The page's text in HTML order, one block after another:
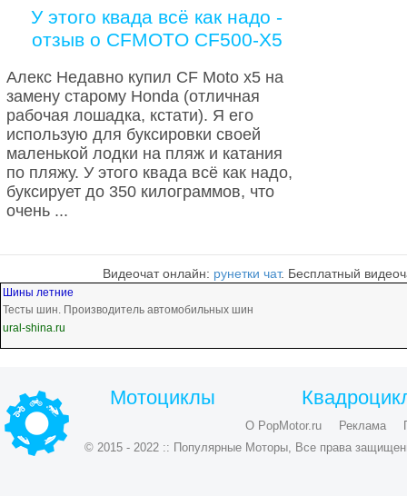
У этого квада всё как надо -
отзыв о CFMOTO CF500-X5
Алекс Недавно купил CF Moto x5 на
замену старому Honda (отличная
рабочая лошадка, кстати). Я его
использую для буксировки своей
маленькой лодки на пляж и катания
по пляжу. У этого квада всё как надо,
буксирует до 350 килограммов, что
очень ...
Видеочат онлайн: рунетки чат. Бесплатный
Шины летние
Тесты шин. Производитель автомобильных шин
ural-shina.ru
Мотоциклы
О PopMotor.ru Реклама
© 2015 - 2022 :: Популярные Моторы, Все права